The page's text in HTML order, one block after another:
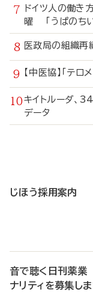
ドイツ人の働
曜 「うぱのちい
医政局の組織
【中医協】「テ
キイトルーダ、
データ
じほう採用案内
音で聴く日刊薬
ナリティを募集し